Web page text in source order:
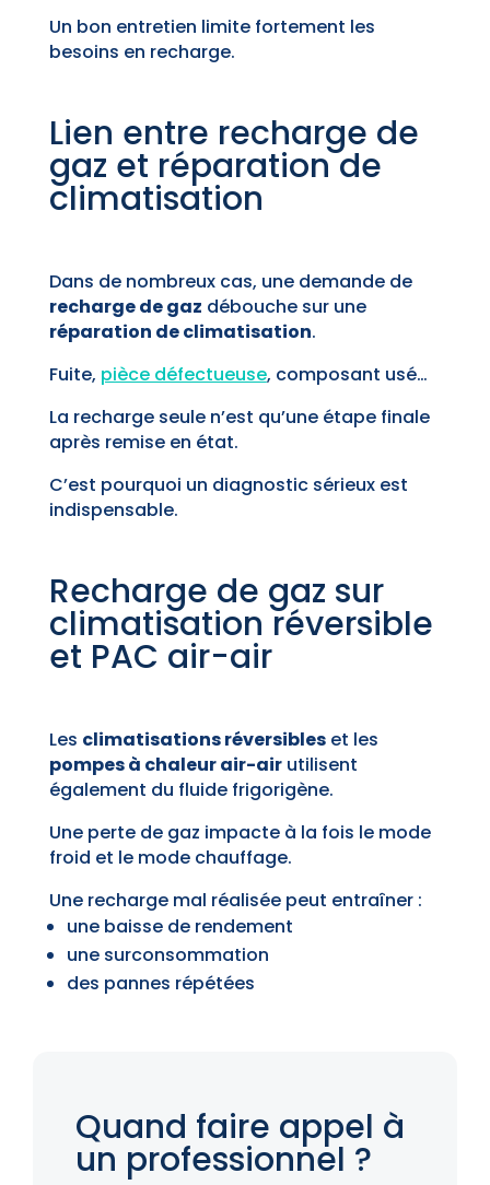
Un bon entretien limite fortement les
besoins en recharge.
Lien entre recharge de
gaz et réparation de
climatisation
Dans de nombreux cas, une demande de
recharge de gaz débouche sur une
réparation de climatisation.
Fuite, pièce défectueuse, composant usé…
La recharge seule n’est qu’une étape finale
après remise en état.
C’est pourquoi un diagnostic sérieux est
indispensable.
Recharge de gaz sur
climatisation réversible
et PAC air-air
Les climatisations réversibleset les
pompes à chaleur air-airutilisent
également du fluide frigorigène.
Une perte de gaz impacte à la fois le mode
froid et le mode chauffage.
Une recharge mal réalisée peut entraîner :
une baisse de rendement
une surconsommation
des pannes répétées
Quand faire appel à
un professionnel ?